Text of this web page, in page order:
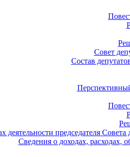
Совет
Состав
деятельности председателя
Сведения о доходах, расходах,